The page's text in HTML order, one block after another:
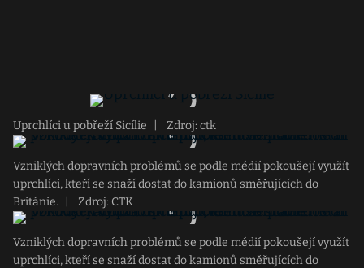
Uprchlíci u pobřeží Sicílie Zdroj: ctk
Vzniklých dopravních problémů se podle médií pokoušejí využít
uprchlíci, kteří se snaží dostat do kamionů směřujících do
Británie.
Zdroj: CTK
Vzniklých dopravních problémů se podle médií pokoušejí využít
uprchlíci, kteří se snaží dostat do kamionů směřujících do